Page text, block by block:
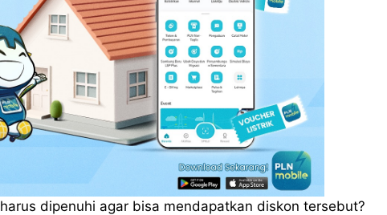
dipenuhi agar bisa mendapatkan diskon tersebut?